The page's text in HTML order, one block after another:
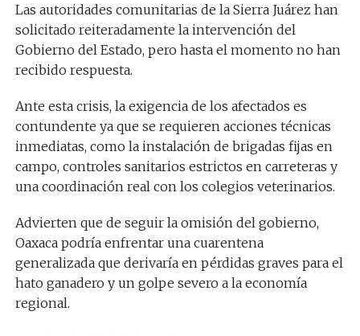
Las autoridades comunitarias de la Sierra Juárez han
solicitado reiteradamente la intervención del
Gobierno del Estado, pero hasta el momento no han
recibido respuesta.
Ante esta crisis, la exigencia de los afectados es
contundente ya que se requieren acciones técnicas
inmediatas, como la instalación de brigadas fijas en
campo, controles sanitarios estrictos en carreteras y
una coordinación real con los colegios veterinarios.
Advierten que de seguir la omisión del gobierno,
Oaxaca podría enfrentar una cuarentena
generalizada que derivaría en pérdidas graves para el
hato ganadero y un golpe severo a la economía
regional.